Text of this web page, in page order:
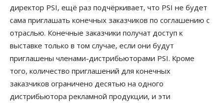
директор PSI, ещё раз подчёркивает, что PSI не будет
сама приглашать конечных заказчиков по соглашению с
отраслью. Конечные заказчики получат доступ к
выставке только в том случае, если они будут
приглашены членами-дистрибьюторами PSI. Кроме
того, количество приглашений для конечных
заказчиков ограничено десятью на одного
дистрибьютора рекламной продукции, и эти